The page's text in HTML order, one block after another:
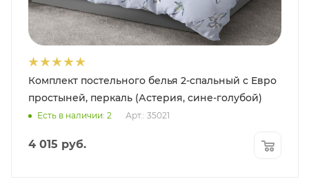
Комплект постельного белья 2-спальный с Евро
простыней, перкаль (Астерия, сине-голубой)
Есть в наличии: 2 Арт.: 35021
4 015 руб.